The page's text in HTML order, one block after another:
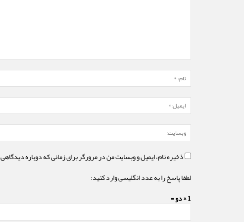
ذخیره نام، ایمیل و وبسایت من در مرورگر برای زمانی که دوباره
لطفا پاسخ را به عدد انگلیسی وارد کنید:
1 × دو =